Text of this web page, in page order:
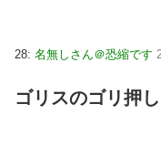
28: 名無しさん＠恐縮です
ゴリスのゴリ押